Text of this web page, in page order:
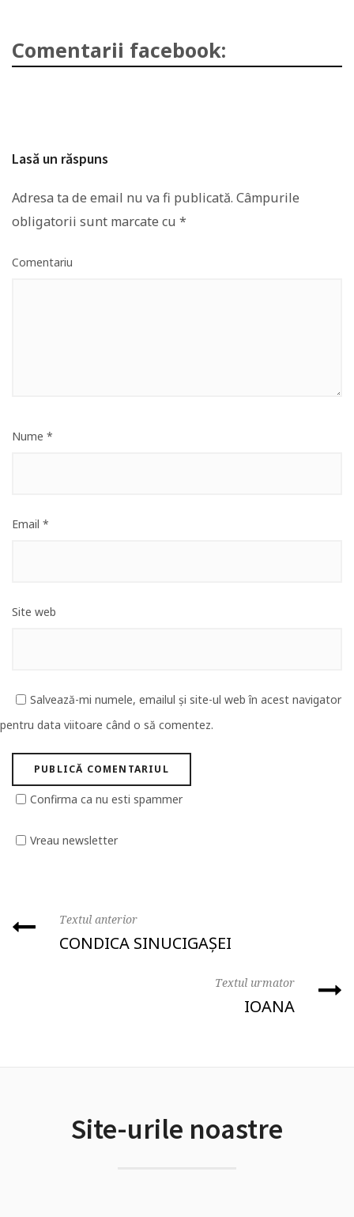
Comentarii facebook:
Lasă un răspuns
Adresa ta de email nu va fi publicată. Câmpurile
obligatorii sunt marcate cu *
Comentariu
Nume *
Email *
Site web
Salvează-mi numele, emailul și site-ul web în acest navigator
pentru data viitoare când o să comentez.
Confirma ca nu esti spammer
Vreau newsletter
Textul anterior
CONDICA SINUCIGAȘEI
Textul urmator
IOANA
Site-urile noastre